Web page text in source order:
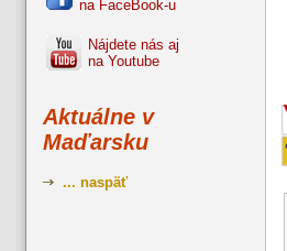
na FaceBook-u
Nájdete nás aj
na Youtube
Aktuálne v
Maďarsku
... naspäť